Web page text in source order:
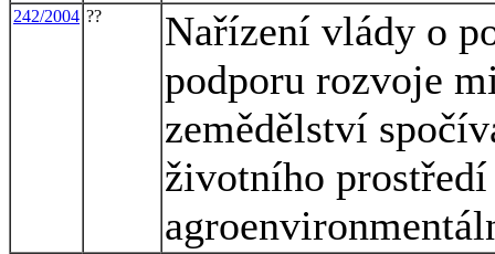
242/2004 ??
Nařízení vlády o
podporu rozvoje
zemědělství
životního